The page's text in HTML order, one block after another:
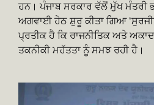
ਹਨ। ਪੰਜਾਬ ਸਰਕਾਰ ਵੱਲੋਂ ਮੁੱਖ ਮੰਤਰੀ
ਅਗਵਾਈ ਹੇਠ ਸ਼ੁਰੂ ਕੀਤਾ ਗਿਆ
ਪ੍ਰਤੀਕ ਹੈ ਕਿ ਰਾਜਨੀਤਿਕ ਅਤੇ
ਤਕਨੀਕੀ ਮਹੱਤਤਾ ਨੂੰ ਸਮਝ ਰਹੀ ਹੈ।